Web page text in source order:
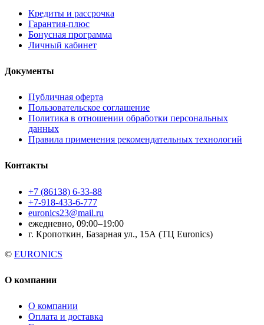
Кредиты и рассрочка
Гарантия-плюс
Бонусная программа
Личный кабинет
Документы
Публичная оферта
Пользовательское соглашение
Политика в отношении обработки персональных
данных
Правила применения рекомендательных технологий
Контакты
+7 (86138) 6-33-88
+7-918-433-6-777
euronics23@mail.ru
ежедневно, 09:00–19:00
г. Кропоткин, Базарная ул., 15А (ТЦ Euronics)
© EURONICS
О компании
О компании
Оплата и доставка